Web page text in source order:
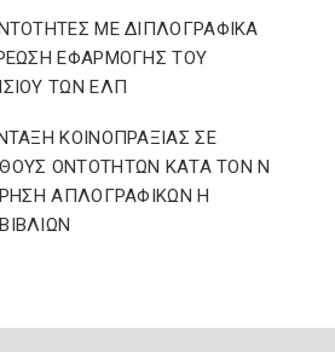
ΜΕ ΔΙΠΛΟΓΡΑΦΙΚΑ
ΕΦΑΡΜΟΓΗΣ ΤΟΥ
ΤΩΝ ΕΛΠ
ΚΟΙΝΟΠΡΑΞΙΑΣ ΣΕ
ΟΝΤΟΤΗΤΩΝ ΚΑΤΑ ΤΟΝ Ν
ΑΠΛΟΓΡΑΦΙΚΩΝ Η